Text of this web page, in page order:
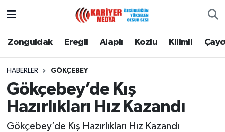
Zonguldak Ereğli Alaplı Kozlu Kilimli
HABERLER GÖKÇEBEY
Gökçebey’de Kış
Hazırlıkları Hız Kazandı
Gökçebey’de Kış Hazırlıkları Hız Kazandı
Zonguldak
Alaplı
Kozlu
Zonguldak Nöbetçi Eczaneler
Zonguldak Namaz Vakitleri
Zonguldak Trafik Yoğunluk Haritası